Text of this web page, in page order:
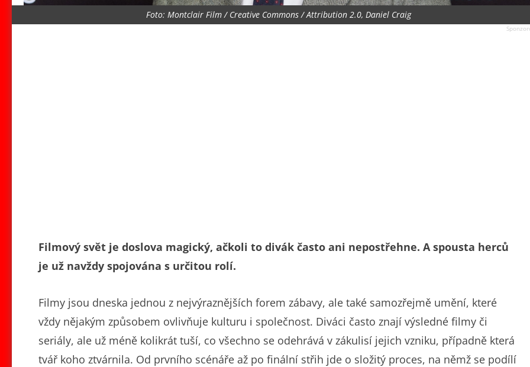
Foto: Montclair Film / Creative Commons / Attribution 2.0, Daniel Craig
Filmový svět je doslova magický, ačkoli to divák často ani nepostřehne. A spousta herců
je už navždy spojována s určitou rolí.
Filmy jsou dneska jednou z nejvýraznějších forem zábavy, ale také samozřejmě umění, které
vždy nějakým způsobem ovlivňuje kulturu i společnost. Diváci často znají výsledné filmy či
seriály, ale už méně kolikrát tuší, co všechno se odehrává v zákulisí jejich vzniku, případně která
tvář koho ztvárnila. Od prvního scénáře až po finální střih jde o složitý proces, na němž se podílí